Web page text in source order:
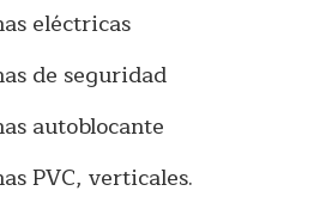
eléctricas
de seguridad
autoblocante
PVC, verticales.